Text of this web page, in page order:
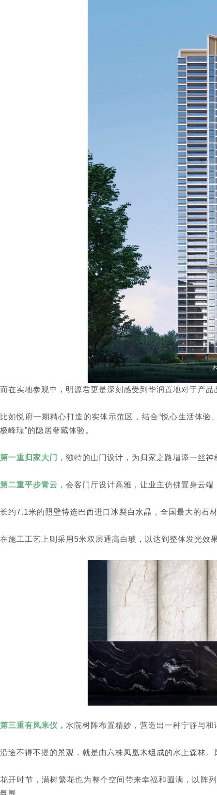
而在实地参观中，明源君更是深刻感受到华润置地对于产品
比如悦府一期精心打造的实体示范区，结合“悦心生活体
极峰璟”的隐居奢藏体验。
第一重归家大门， 独特的山门设计，为归家之路增添一丝神
第二重平步青云， 会客门厅设计高雅，让业主仿佛置身云端
长约7.1米的照壁特选巴西进口冰裂白水晶，全国最大的石
在施工工艺上则采用5米双层通高白玻，以达到整体发光效
第三重有凤来仪， 水院树阵布置精妙，营造出一种宁静与和
沿途不得不提的景观，就是由六株凤凰木组成的水上森林
花开时节，满树繁花也为整个空间带来幸福和圆满，以阵